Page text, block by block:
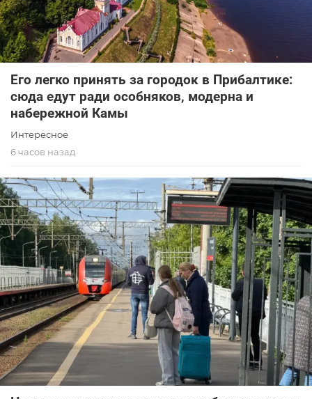
Его легко принять за городок в Прибалтике:
сюда едут ради особняков, модерна и
набережной Камы
Интересное
6 часов назад